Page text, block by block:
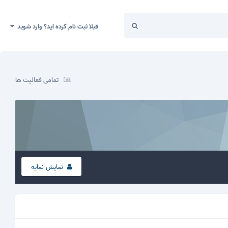
قبلا ثبت نام کرده اید؟ وارد شوید
تمامی فعالیت ها
نمایش نمایه